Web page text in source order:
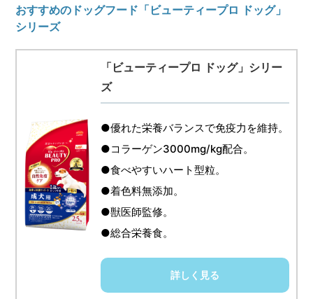
おすすめのドッグフード「ビューティープロ ドッグ」
シリーズ
「ビューティープロ ドッグ」シリー
ズ
●優れた栄養バランスで免疫力を維持。
●コラーゲン3000mg/kg配合。
●食べやすいハート型粒。
●着色料無添加。
●獣医師監修。
●総合栄養食。
詳しく見る